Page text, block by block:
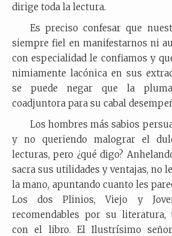
dirige toda la lectura.
Es preciso confesar que
siempre fiel en manifestarnos ni
con especialidad le confiamos y
nimiamente lacónica en sus
se puede negar que la
coadjuntora para su cabal
Los hombres más sabios
y no queriendo malograr el
lecturas, pero ¿qué digo?
sacra sus utilidades y ventajas, no
la mano, apuntando cuanto les
Los dos Plinios, Viejo y
recomendables por su literatura,
con el libro. El Ilustrísimo